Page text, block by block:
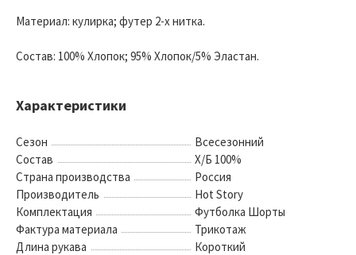
Материал: кулирка; футер 2-х нитка.
Состав: 100% Хлопок; 95% Хлопок/5% Эластан.
Характеристики
Сезон
Всесезонний
Состав
Х/Б 100%
Страна производства
Россия
Производитель
Hot Story
Комплектация
Футболка Шорты
Фактура материала
Трикотаж
Длина рукава
Короткий